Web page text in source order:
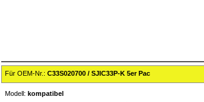
Für OEM-Nr.: C33S020700 / SJIC33P-K 5er Pac
Modell: kompatibel